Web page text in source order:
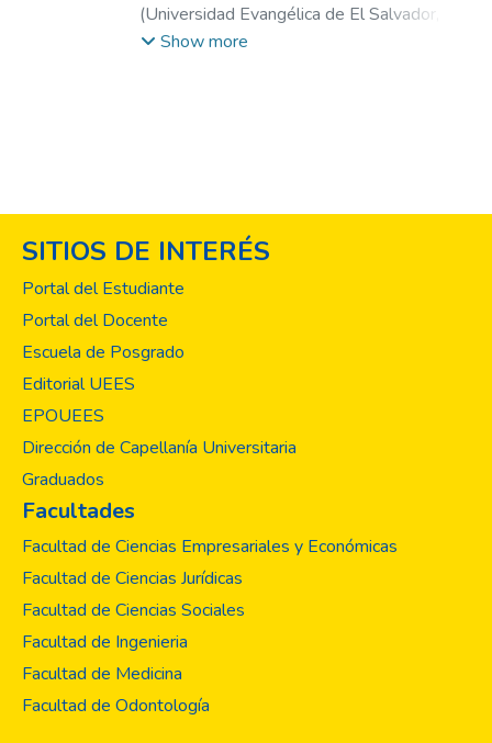
(Universidad Evangélica de El Salvador,
2023-07)Yesenia Guadalupe Arévalo de
Show more
SITIOS DE INTERÉS
Portal del Estudiante
Portal del Docente
Escuela de Posgrado
Editorial UEES
EPOUEES
Dirección de Capellanía Universitaria
Graduados
Facultades
Facultad de Ciencias Empresariales y Económicas
Facultad de Ciencias Jurídicas
Facultad de Ciencias Sociales
Facultad de Ingenieria
Facultad de Medicina
Facultad de Odontología